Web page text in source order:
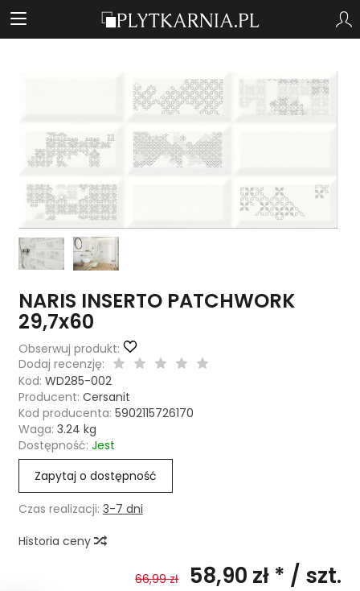
NARIS INSERTO PATCHWORK
29,7x60
Obserwuj produkt:
Dodaj recenzję:
Kod: WD285-002
Producent: Cersanit
Kod producenta: 5902115726170
Waga: 3.24 kg
Dostępność: Jest
Zapytaj o dostępność
Czas realizacji: 3-7 dni
Historia ceny
66,99 zł 58,90 zł * / szt.